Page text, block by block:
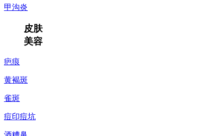
甲沟炎
皮肤
美容
疤痕
黄褐斑
雀斑
痘印痘坑